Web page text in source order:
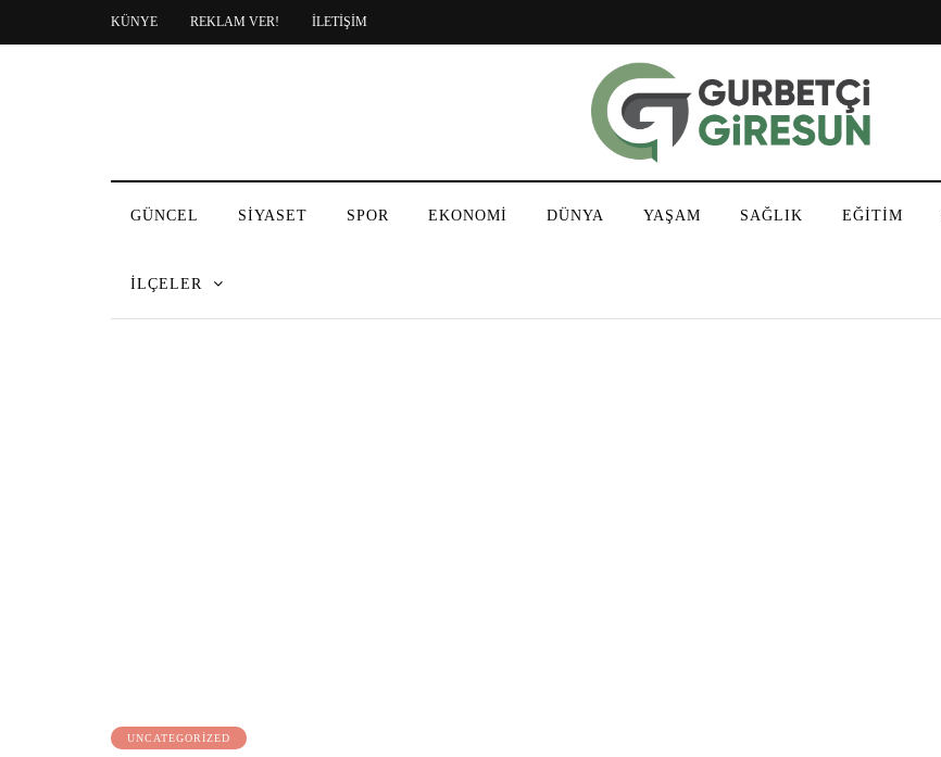
KÜNYE REKLAM VER! İLETİŞİM
GÜNCEL SİYASET SPOR EKONOMİ DÜNYA YAŞAM SAĞLIK EĞİTİM
İLÇELER
UNCATEGORIZED